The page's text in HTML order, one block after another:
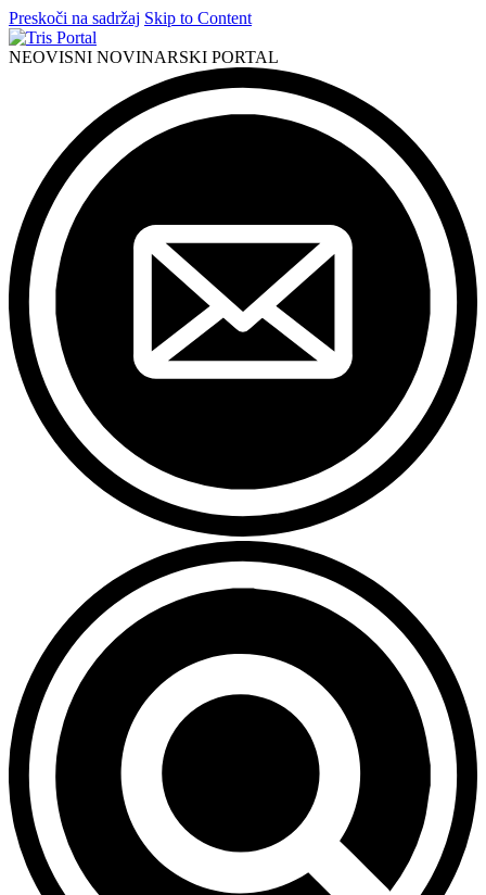
Preskoči na sadržaj Skip to Content
NEOVISNI NOVINARSKI PORTAL